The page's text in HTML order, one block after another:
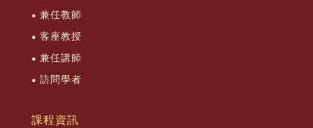
兼任教師
客座教授
兼任講師
訪問學者
課程資訊